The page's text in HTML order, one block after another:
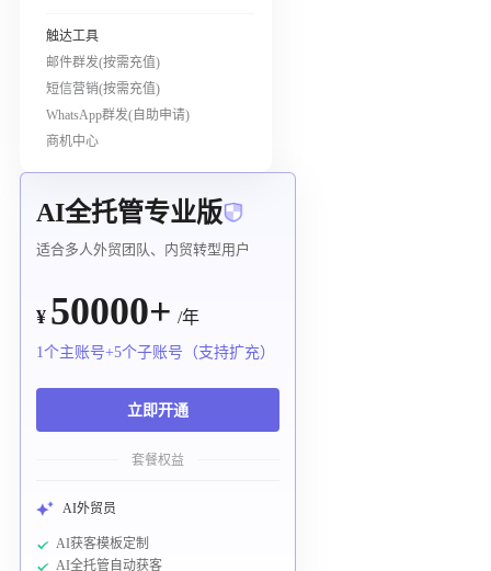
触达工具
邮件群发(按需充值)
短信营销(按需充值)
WhatsApp群发(自助申请)
商机中心
AI全托管专业版
适合多人外贸团队、内贸转型用户
¥ 50000+ /年
1个主账号+5个子账号（支持扩充）
立即开通
套餐权益
AI外贸员
AI获客模板定制
AI全托管自动获客